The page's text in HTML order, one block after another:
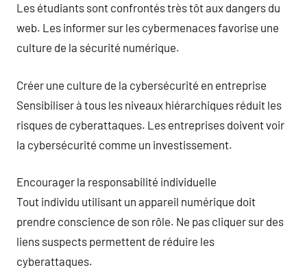
Les étudiants sont confrontés très tôt aux dangers du
web. Les informer sur les cybermenaces favorise une
culture de la sécurité numérique.
Créer une culture de la cybersécurité en entreprise
Sensibiliser à tous les niveaux hiérarchiques réduit les
risques de cyberattaques. Les entreprises doivent voir
la cybersécurité comme un investissement.
Encourager la responsabilité individuelle
Tout individu utilisant un appareil numérique doit
prendre conscience de son rôle. Ne pas cliquer sur des
liens suspects permettent de réduire les
cyberattaques.